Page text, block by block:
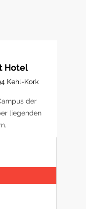
Hotel
Kehl-Kork
der
liegenden